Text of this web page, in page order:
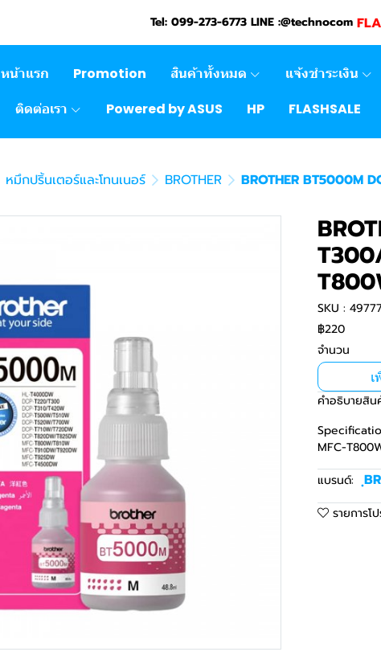
Tel: 099-273-6773 LINE :@technocom
หน้าแรก Promotion สินค้าทั้งหมด
แจ้งชำระเงิน
ติดต่อเรา
Powered by ASUS HP FLASHSALE
หมึกปริ้นเตอร์และโทนเนอร์ BROTHER BROTHER BT5000M
SKU :
฿220
จำนวน
เ
คำอธิบายสิน
MFC-
แบรนด์:
รายการโ